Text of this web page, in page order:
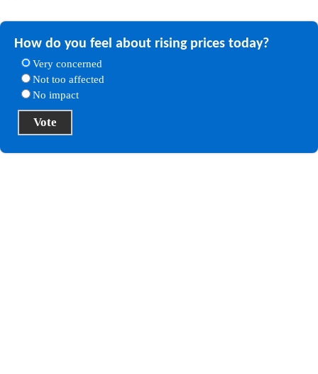
How do you feel about rising prices today?
Very concerned
Not too affected
No impact